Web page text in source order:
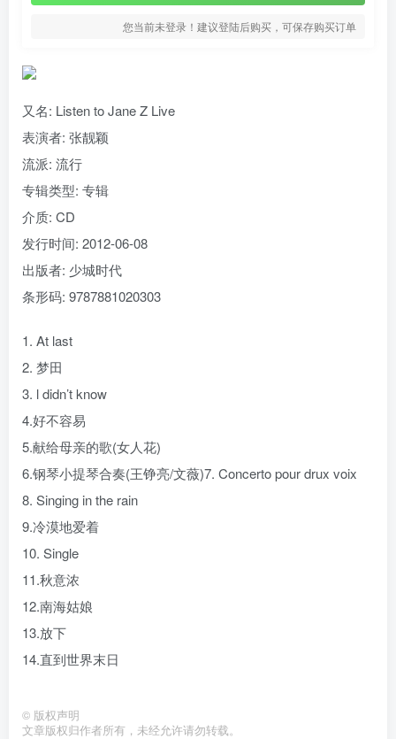
您当前未登录！建议登陆后购买，可保存购买订单
又名: Listen to Jane Z Live
表演者: 张靓颖
流派: 流行
专辑类型: 专辑
介质: CD
发行时间: 2012-06-08
出版者: 少城时代
条形码: 9787881020303
1. At last
2. 梦田
3. l didn’t know
4.好不容易
5.献给母亲的歌(女人花)
6.钢琴小提琴合奏(王铮亮/文薇)7. Concerto pour drux voix
8. Singing in the rain
9.冷漠地爱着
10. Single
11.秋意浓
12.南海姑娘
13.放下
14.直到世界末日
© 版权声明
文章版权归作者所有，未经允许请勿转载。